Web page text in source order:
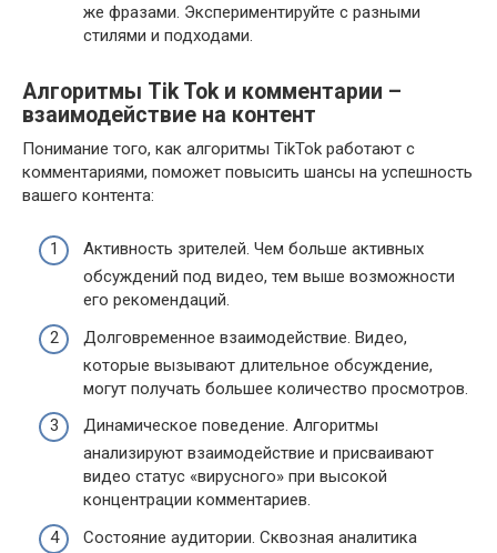
же фразами. Экспериментируйте с разными
стилями и подходами.
Алгоритмы Tik Tok и комментарии –
взаимодействие на контент
Понимание того, как алгоритмы TikTok работают с
комментариями, поможет повысить шансы на успешность
вашего контента:
Активность зрителей. Чем больше активных
обсуждений под видео, тем выше возможности
его рекомендаций.
Долговременное взаимодействие. Видео,
которые вызывают длительное обсуждение,
могут получать большее количество просмотров.
Динамическое поведение. Алгоритмы
анализируют взаимодействие и присваивают
видео статус «вирусного» при высокой
концентрации комментариев.
Состояние аудитории. Сквозная аналитика